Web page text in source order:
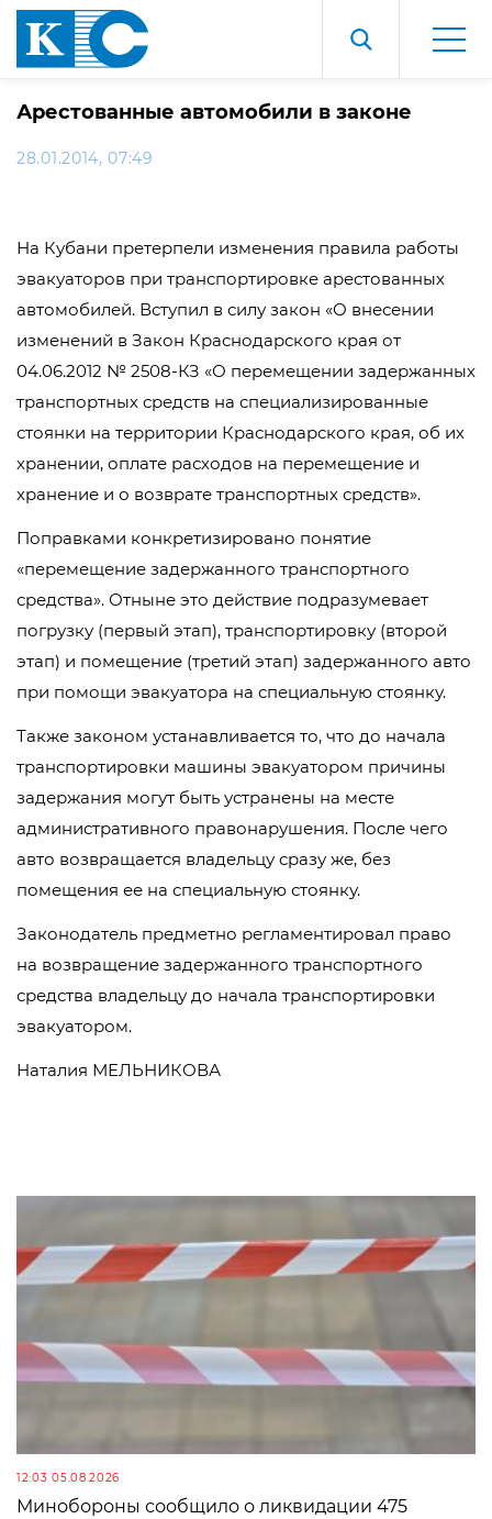
Арестованные автомобили в законе
28.01.2014, 07:49
На Кубани претерпели изменения правила работы
эвакуаторов при транспортировке арестованных
автомобилей. Вступил в силу закон «О внесении
изменений в Закон Краснодарского края от
04.06.2012 № 2508-КЗ «О перемещении задержанных
транспортных средств на специализированные
стоянки на территории Краснодарского края, об их
хранении, оплате расходов на перемещение и
хранение и о возврате транспортных средств».
Поправками конкретизировано понятие
«перемещение задержанного транспортного
средства». Отныне это действие подразумевает
погрузку (первый этап), транспортировку (второй
этап) и помещение (третий этап) задержанного авто
при помощи эвакуатора на специальную стоянку.
Также законом устанавливается то, что до начала
транспортировки машины эвакуатором причины
задержания могут быть устранены на месте
административного правонарушения. После чего
авто возвращается владельцу сразу же, без
помещения ее на специальную стоянку.
Законодатель предметно регламентировал право
на возвращение задержанного транспортного
средства владельцу до начала транспортировки
эвакуатором.
Наталия МЕЛЬНИКОВА
12:03 05.08.2026
Минобороны сообщило о ликвидации 475